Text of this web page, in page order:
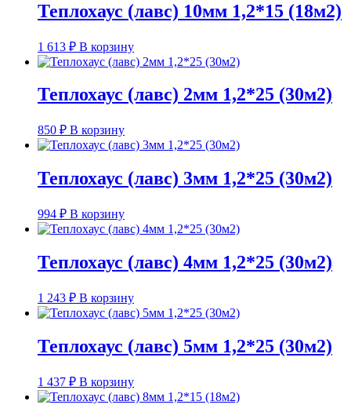
Теплохаус (лавс) 10мм 1,2*15 (18м2)
1 613 ₽ В корзину
Теплохаус (лавс) 2мм 1,2*25 (30м2)
850 ₽ В корзину
Теплохаус (лавс) 3мм 1,2*25 (30м2)
994 ₽ В корзину
Теплохаус (лавс) 4мм 1,2*25 (30м2)
1 243 ₽ В корзину
Теплохаус (лавс) 5мм 1,2*25 (30м2)
1 437 ₽ В корзину